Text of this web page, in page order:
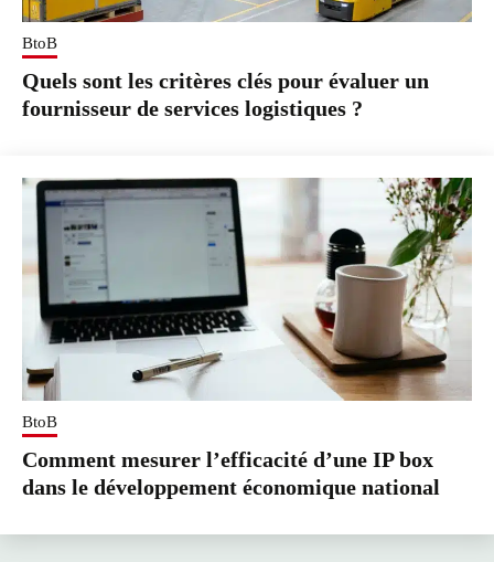
BtoB
Quels sont les critères clés pour évaluer un
fournisseur de services logistiques ?
BtoB
Comment mesurer l’efficacité d’une IP box
dans le développement économique national